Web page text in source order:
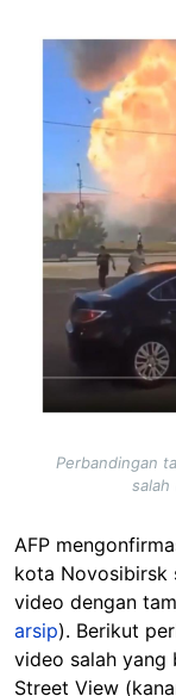
Image
Perbandingan
salah
AFP
kota Novosibirsk
video dengan
arsip). Berikut
video salah yang
Street View